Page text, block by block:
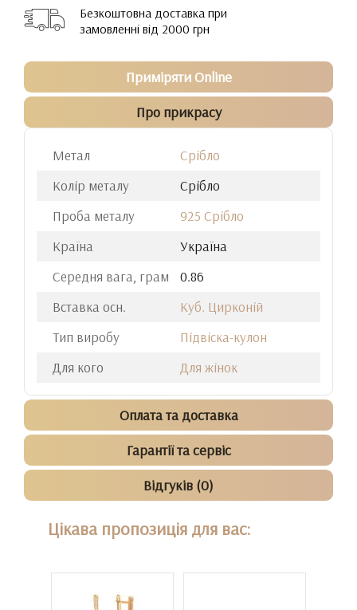
Безкоштовна доставка при
замовленні від 2000 грн
Приміряти Online
Про прикрасу
Метал
Срібло
Колір металу
Срібло
Проба металу
925 Срібло
Країна
Україна
Середня вага, грам
0.86
Вставка осн.
Куб. Цирконій
Тип виробу
Підвіска-кулон
Для кого
Для жінок
Оплата та доставка
Гарантії та сервіс
Відгуків (0)
Цікава пропозиція для вас: